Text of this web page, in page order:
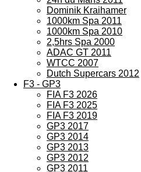
Dominik Kraihamer
1000km Spa 2011
1000km Spa 2010
2,5hrs Spa 2000
ADAC GT 2011
WTCC 2007
Dutch Supercars 2012
F3 - GP3
FIA F3 2026
FIA F3 2025
FIA F3 2019
GP3 2017
GP3 2014
GP3 2013
GP3 2012
GP3 2011